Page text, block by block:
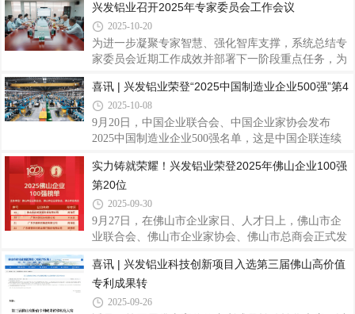
强健的综合实力和创新能力。据了解，广东企业500
强及行业百强榜由广东省企业联合会、广东省企业
及产品应用解决方案亮相展会，向全球客商展示技术
创新实力，诠释高端化、绿色化、全球化发展成果。
本次广交会上，兴发铝业重点推出了兴发125全景门
系列、兴发80系列多功能铝合金窗系统等系统门窗产
求。兴发125全景门系列以极简设计重构空间美学。
以窄边框、大板块玻璃为特色，视野开阔，符合现代
建筑审美潮流。产品不仅具备优异的抗风压性能和
兴发铝业召开2025年专家委员会工作会议
2025-10-20
为进一步凝聚专家智慧、强化智库支撑，系统总结专
家委员会近期工作成效并部署下一阶段重点任务，为
展提供坚实支撑。10月16日，兴发铝业组织召开了
2025年专家委员会工作会议。集团党委书记、董事长
王立出席会议并讲话。会上，专家委员会主任罗用冠
作了阶段性工作汇报，指出委员会围绕技术创新和工
具技术攻关等方面取得了进展。汇报还分析了当前工
作存在的问题，并制定了后续攻关计划。在此基础
上，与会人员围绕汇报内容进行了座谈交流，进
喜讯 | 兴发铝业荣登“2025中国制造业企业500强”第4
2025-10-08
9月20日，中国企业联合会、中国企业家协会发布
2025中国制造业企业500强名单，这是中国企联连续
的制造实力和稳健的市场表现，位列榜单第475名，
彰显了公司在复杂市场环境中的强劲韧性与综合竞争
力。据悉，“中国制造业企业500强”榜单由中国企业
联合会、中国企业家协会联合发布，是中国制造业领
域最具权威性和影响力的企业实力评价体系之一。该
其他经营指标，旨在筛选出代表中国制造业发展水平
的领军企业群体。兴发铝业作为中国领先的铝型材
实力铸就荣耀！兴发铝业荣登2025年佛山企业100强
第20位
2025-09-30
9月27日，在佛山市企业家日、人才日上，佛山市企
业联合会、佛山市企业家协会、佛山市总商会正式发
健的经营业绩和坚实的制造根基，荣登2025年佛山企
业100强第20位、佛山制造业企业100强第9位和佛山
企业利税贡献TOP30第17位，彰显兴发铝业在佛山高
喜讯 | 兴发铝业科技创新项目入选第三届佛山高价值
专利成果转
2025-09-26